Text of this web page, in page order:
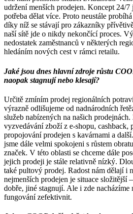
udržení menších prodejen. Koncept 24/7
potřeba dělat více. Proto neustále
díky níž se stávají pro zákazníky
naší sítě jde o nikdy nekončící proces.
nedostatek zaměstnanců v některých
hledáním nových cest v rámci retailu.
Jaké jsou dnes hlavní zdroje růstu
naopak stagnují nebo klesají?
Určitě zmíním prodej regionálních
výrazně odlišujeme od nadnárodních
služeb nabízených na našich
vyzvedávání zboží z e-shopu, cashback,
propojování prodejen s kavárnami a
jsme dále velmi spokojeni s růstem
značek. V této oblasti se chceme dále
jejich prodeji je stále relativně nízký.
také pultový prodej. Radost nám dělají i
nejmenších prodejen je situace
dobře, jiné stagnují. Ale i zde nacházíme
fungování zefektivnit.